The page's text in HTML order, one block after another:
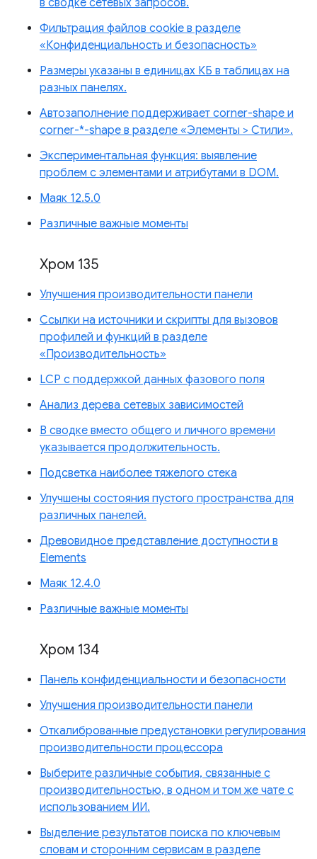
в сводке сетевых запросов.
Фильтрация файлов cookie в разделе
«Конфиденциальность и безопасность»
Размеры указаны в единицах КБ в таблицах на
разных панелях.
Автозаполнение поддерживает corner-shape и
corner-*-shape в разделе «Элементы > Стили».
Экспериментальная функция: выявление
проблем с элементами и атрибутами в DOM.
Маяк 12.5.0
Различные важные моменты
Хром 135
Улучшения производительности панели
Ссылки на источники и скрипты для вызовов
профилей и функций в разделе
«Производительность»
LCP с поддержкой данных фазового поля
Анализ дерева сетевых зависимостей
В сводке вместо общего и личного времени
указывается продолжительность.
Подсветка наиболее тяжелого стека
Улучшены состояния пустого пространства для
различных панелей.
Древовидное представление доступности в
Elements
Маяк 12.4.0
Различные важные моменты
Хром 134
Панель конфиденциальности и безопасности
Улучшения производительности панели
Откалиброванные предустановки регулирования
производительности процессора
Выберите различные события, связанные с
производительностью, в одном и том же чате с
использованием ИИ.
Выделение результатов поиска по ключевым
словам и сторонним сервисам в разделе